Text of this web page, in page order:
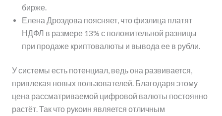
бирже.
Елена Дроздова поясняет, что физлица платят
НДФЛ в размере 13% с положительной разницы
при продаже криптовалюты и вывода ее в рубли.
У системы есть потенциал, ведь она развивается,
привлекая новых пользователей. Благодаря этому
цена рассматриваемой цифровой валюты постоянно
растёт. Так что рукоин является отличным